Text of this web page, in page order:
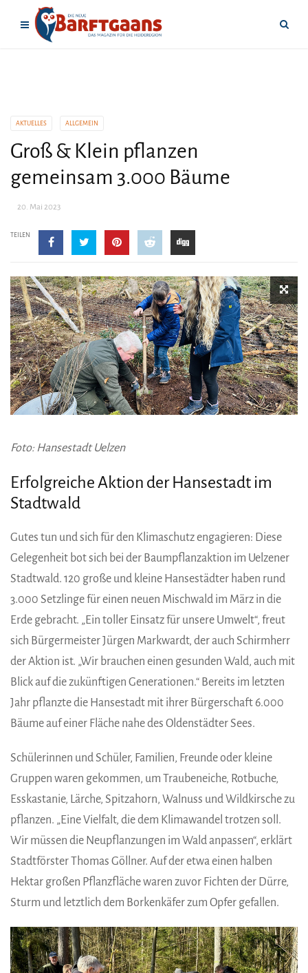
AKTUELLES ALLGEMEIN
Groß & Klein pflanzen
gemeinsam 3.000 Bäume
20. Mai 2023
TEILEN
Foto: Hansestadt Uelzen
Erfolgreiche Aktion der Hansestadt im
Stadtwald
Gutes tun und sich für den Klimaschutz engagieren: Diese
Gelegenheit bot sich bei der Baumpflanzaktion im Uelzener
Stadtwald. 120 große und kleine Hansestädter haben rund
3.000 Setzlinge für einen neuen Mischwald im März in die
Erde gebracht. „Ein toller Einsatz für unsere Umwelt“, freut
sich Bürgermeister Jürgen Markwardt, der auch Schirmherr
der Aktion ist. „Wir brauchen einen gesunden Wald, auch mit
Blick auf die zukünftigen Generationen.“ Bereits im letzten
Jahr pflanzte die Hansestadt mit ihrer Bürgerschaft 6.000
Bäume auf einer Fläche nahe des Oldenstädter Sees.
Schülerinnen und Schüler, Familien, Freunde oder kleine
Gruppen waren gekommen, um Traubeneiche, Rotbuche,
Esskastanie, Lärche, Spitzahorn, Walnuss und Wildkirsche zu
pflanzen. „Eine Vielfalt, die dem Klimawandel trotzen soll.
Wir müssen die Neupflanzungen im Wald anpassen“, erklärt
Stadtförster Thomas Göllner. Auf der etwa einen halben
Hektar großen Pflanzfläche waren zuvor Fichten der Dürre,
Sturm und letztlich dem Borkenkäfer zum Opfer gefallen.